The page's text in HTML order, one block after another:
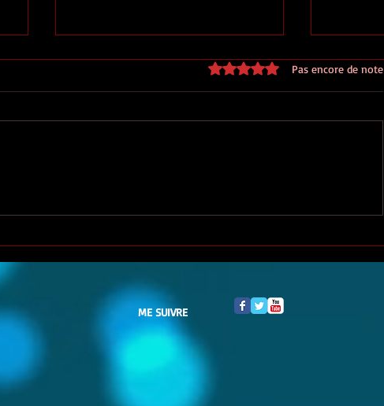
Noté 0 étoile sur 5.Pas encore de note
ME SUIVRE